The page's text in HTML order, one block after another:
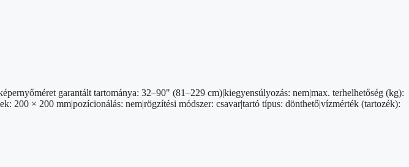
garantált tartománya: 32–90" (81–229 cm)|kiegyensúlyozás: nem|max. terhelhetőség (kg):
200 × 200 mm|pozícionálás: nem|rögzítési módszer: csavar|tartó típus: dönthető|vízmérték (tartozék):